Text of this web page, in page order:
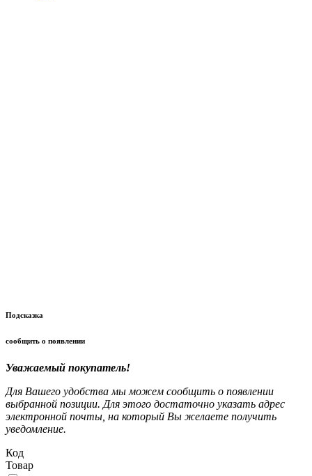
Подсказка
сообщить о появлении
Уважаемый покупатель!
Для Вашего удобства мы можем сообщить о появлении
выбранной позиции. Для этого достаточно указать адрес
электронной почты, на который Вы желаете получить
уведомление.
Код
Товар